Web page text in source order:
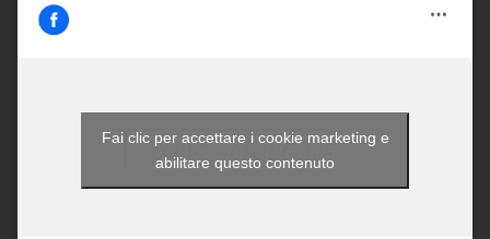
Autocom - Brescia
Fai clic per accettare i cookie marketing e
abilitare questo contenuto